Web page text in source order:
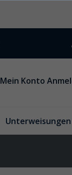
Mein Konto
Unterweisungen